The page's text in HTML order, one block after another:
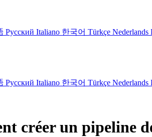
Русский Italiano 한국어 Türkçe Nederlands
Русский Italiano 한국어 Türkçe Nederlands
créer un pipeline